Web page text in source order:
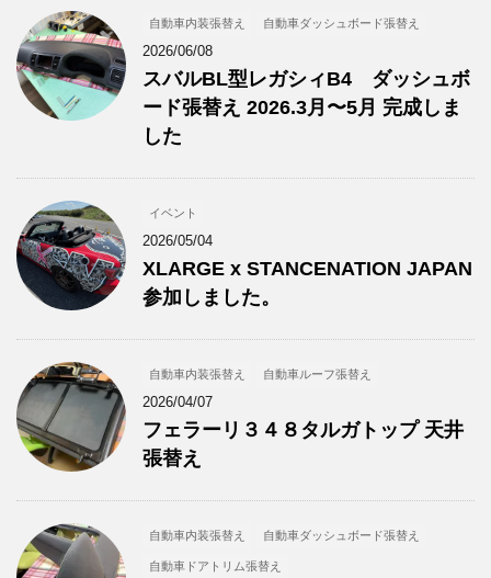
自動車内装張替え 自動車ダッシュボード張替え
2026/06/08
スバルBL型レガシィB4 ダッシュボ
ード張替え 2026.3月〜5月 完成しま
した
イベント
2026/05/04
XLARGE x STANCENATION JAPAN
参加しました。
自動車内装張替え 自動車ルーフ張替え
2026/04/07
フェラーリ３４８タルガトップ 天井
張替え
自動車内装張替え 自動車ダッシュボード張替え
自動車ドアトリム張替え